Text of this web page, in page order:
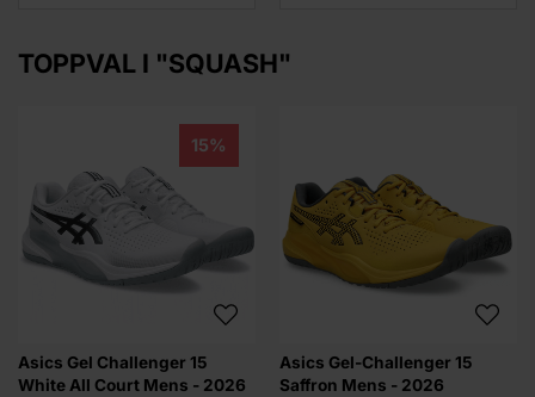
TOPPVAL I "SQUASH"
15%
Asics Gel Challenger 15
White All Court Mens - 2026
Asics Gel-Challenger 15
Saffron Mens - 2026